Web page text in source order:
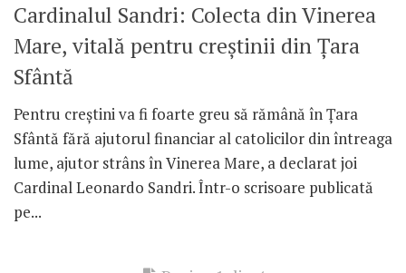
Cardinalul Sandri: Colecta din Vinerea
Mare, vitală pentru creștinii din Țara
Sfântă
Pentru creștini va fi foarte greu să rămână în Țara
Sfântă fără ajutorul financiar al catolicilor din întreaga
lume, ajutor strâns în Vinerea Mare, a declarat joi
Cardinal Leonardo Sandri. Într-o scrisoare publicată
pe...